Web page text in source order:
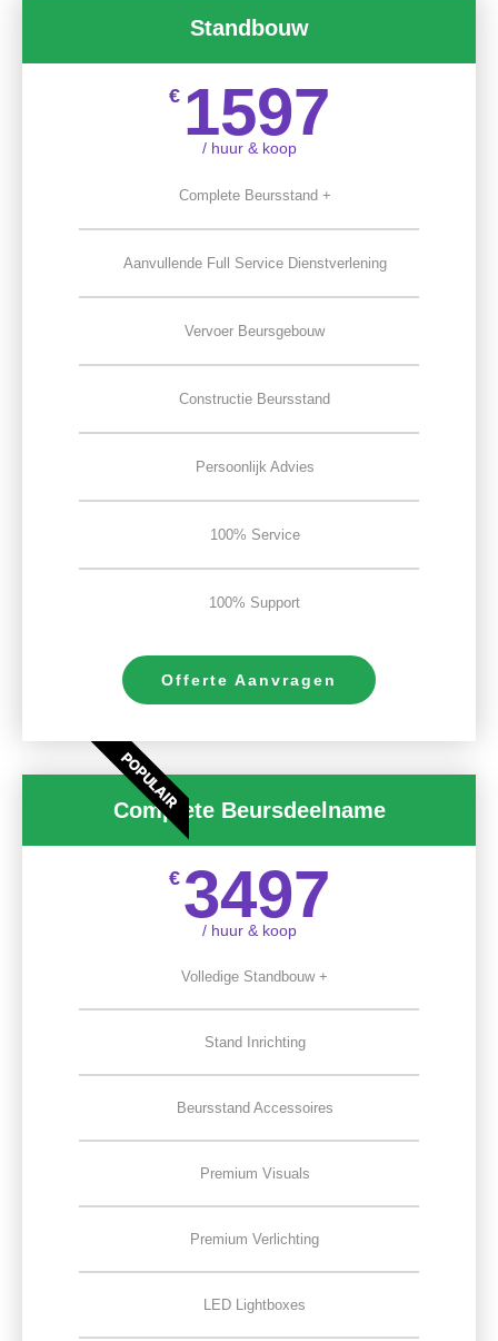
Standbouw
€ 1597
/ huur & koop
Complete Beursstand +
Aanvullende Full Service Dienstverlening
Vervoer Beursgebouw
Constructie Beursstand
Persoonlijk Advies
100% Service
100% Support
Offerte Aanvragen
POPULAIR
Complete Beursdeelname
€ 3497
/ huur & koop
Volledige Standbouw +
Stand Inrichting
Beursstand Accessoires
Premium Visuals
Premium Verlichting
LED Lightboxes